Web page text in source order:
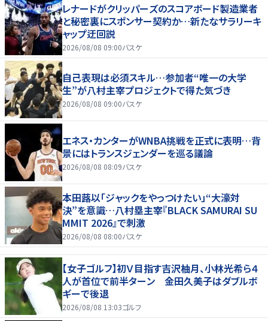
レナードがクリッパーズのスコアボード製造業者
と秘密裏にスポンサー契約か‬…新たなサラリーキ
ャップ迂回説
2026/08/08 09:00バスケ
自己表現は必須スキル…参加者“唯一の大学
生”が八村主宰プロジェクトで得た気づき
2026/08/08 09:00バスケ
エネス・カンターがWNBA挑戦を正式に表明…背
景にはトランスジェンダーを巡る議論
2026/08/08 08:09バスケ
本田蕗以「ジャックをやっつけたい」“大濠対
決”を意識…八村塁主宰『BLACK SAMURAI SU
MMIT 2026』で刺激
2026/08/08 08:00バスケ
【女子ゴルフ】初Ｖ目指す吉沢柚月、小林光希ら４
人が首位で前半ターン 金田久美子はダブルボ
ギーで後退
2026/08/08 13:03ゴルフ